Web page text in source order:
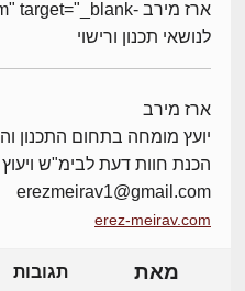
לנושאי תכנון ורישוי
ארז מירב
יועץ מומחה בתחום התכנון
הכנת חוות דעת לבימ"ש ויעוץ
erezmeirav1@gmail.com
erez-meirav.com
מאת תגובות